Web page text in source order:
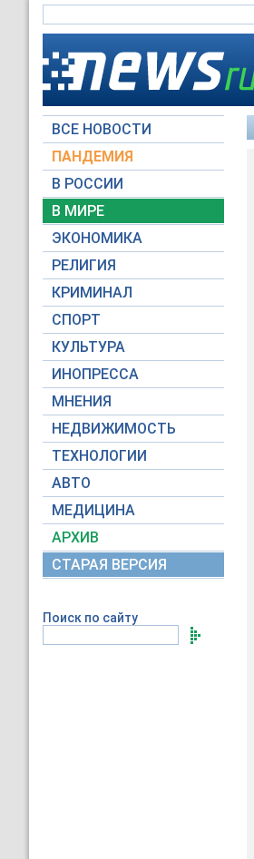
ВСЕ НОВОСТИ
ПАНДЕМИЯ
В РОССИИ
В МИРЕ
ЭКОНОМИКА
РЕЛИГИЯ
КРИМИНАЛ
СПОРТ
КУЛЬТУРА
ИНОПРЕССА
МНЕНИЯ
НЕДВИЖИМОСТЬ
ТЕХНОЛОГИИ
АВТО
МЕДИЦИНА
АРХИВ
СТАРАЯ ВЕРСИЯ
Поиск по сайту